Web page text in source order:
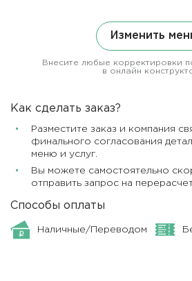
Изменить
Внесите любые корректировки
в онлайн
Как сделать заказ?
Разместите заказ и компания
финального согласования
меню и услуг.
Вы можете самостоятельно
отправить запрос на
Способы оплаты
Наличные/Переводом